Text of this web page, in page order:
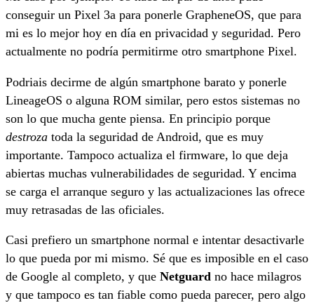
conseguir un Pixel 3a para ponerle GrapheneOS, que para
mi es lo mejor hoy en día en privacidad y seguridad. Pero
actualmente no podría permitirme otro smartphone Pixel.
Podriais decirme de algún smartphone barato y ponerle
LineageOS o alguna ROM similar, pero estos sistemas no
son lo que mucha gente piensa. En principio porque
destroza toda la seguridad de Android, que es muy
importante. Tampoco actualiza el firmware, lo que deja
abiertas muchas vulnerabilidades de seguridad. Y encima
se carga el arranque seguro y las actualizaciones las ofrece
muy retrasadas de las oficiales.
Casi prefiero un smartphone normal e intentar desactivarle
lo que pueda por mi mismo. Sé que es imposible en el caso
de Google al completo, y que Netguard no hace milagros
y que tampoco es tan fiable como pueda parecer, pero algo